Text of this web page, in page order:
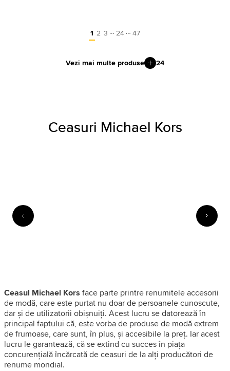
1 2 3 … 24 … 47
Vezi mai multe produse 24
Ceasuri Michael Kors
Ceasul Michael Kors face parte printre renumitele accesorii
de modă, care este purtat nu doar de persoanele cunoscute,
dar și de utilizatorii obișnuiți. Acest lucru se datorează în
principal faptului că, este vorba de produse de modă extrem
de frumoase, care sunt, în plus, și accesibile la preț. Iar acest
lucru le garantează, că se extind cu succes în piața
concurențială încărcată de ceasuri de la alți producători de
renume mondial.